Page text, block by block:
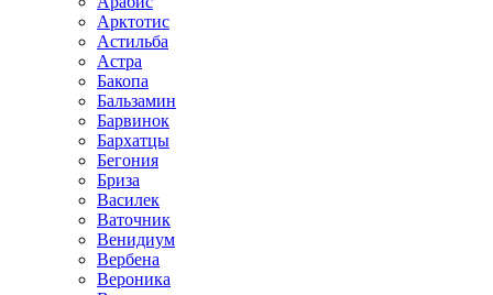
Арктотис
Астильба
Астра
Бакопа
Бальзамин
Барвинок
Бархатцы
Бегония
Бриза
Василек
Ваточник
Венидиум
Вербена
Вероника